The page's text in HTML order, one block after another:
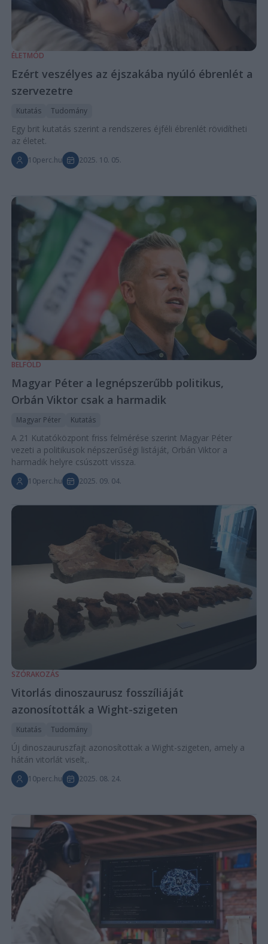
ÉLETMÓD
Ezért veszélyes az éjszakába nyúló ébrenlét a
szervezetre
Kutatás Tudomány
Egy brit kutatás szerint a rendszeres éjféli ébrenlét rövidítheti
az életet.
10perc.hu 2025. 10. 05.
BELFÖLD
Magyar Péter a legnépszerűbb politikus,
Orbán Viktor csak a harmadik
Magyar Péter Kutatás
A 21 Kutatóközpont friss felmérése szerint Magyar Péter
vezeti a politikusok népszerűségi listáját, Orbán Viktor a
harmadik helyre csúszott vissza.
10perc.hu 2025. 09. 04.
SZÓRAKOZÁS
Vitorlás dinoszaurusz fosszíliáját
azonosították a Wight-szigeten
Kutatás Tudomány
Új dinoszauruszfajt azonosítottak a Wight-szigeten, amely a
hátán vitorlát viselt,.
10perc.hu 2025. 08. 24.